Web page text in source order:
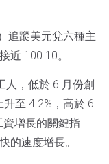
追蹤美元兌六種主
近 100.10。
人，低於 6 月份創
至 4.2%，高於 6
資增長的關鍵指
的速度增長。